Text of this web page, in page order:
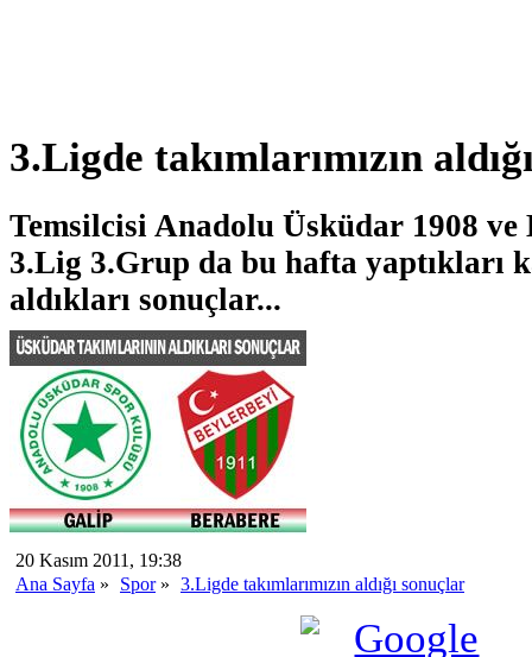
3.Ligde takımlarımızın
Temsilcisi Anadolu Üsküdar 1908
3.Lig 3.Grup da bu hafta yaptıkları
aldıkları sonuçlar...
20 Kasım 2011, 19:38
Ana Sayfa » Spor» 3.Ligde takımlarımızın aldığı sonuçlar